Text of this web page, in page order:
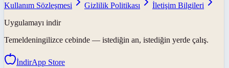
Kullanım Sözleşmesi
Gizlilik Politikası
İletişim Bilgileri
Uygulamayı indir
Temeldeningilizce cebinde — istediğin an, istediğin yerde çalış.
İndirApp Store